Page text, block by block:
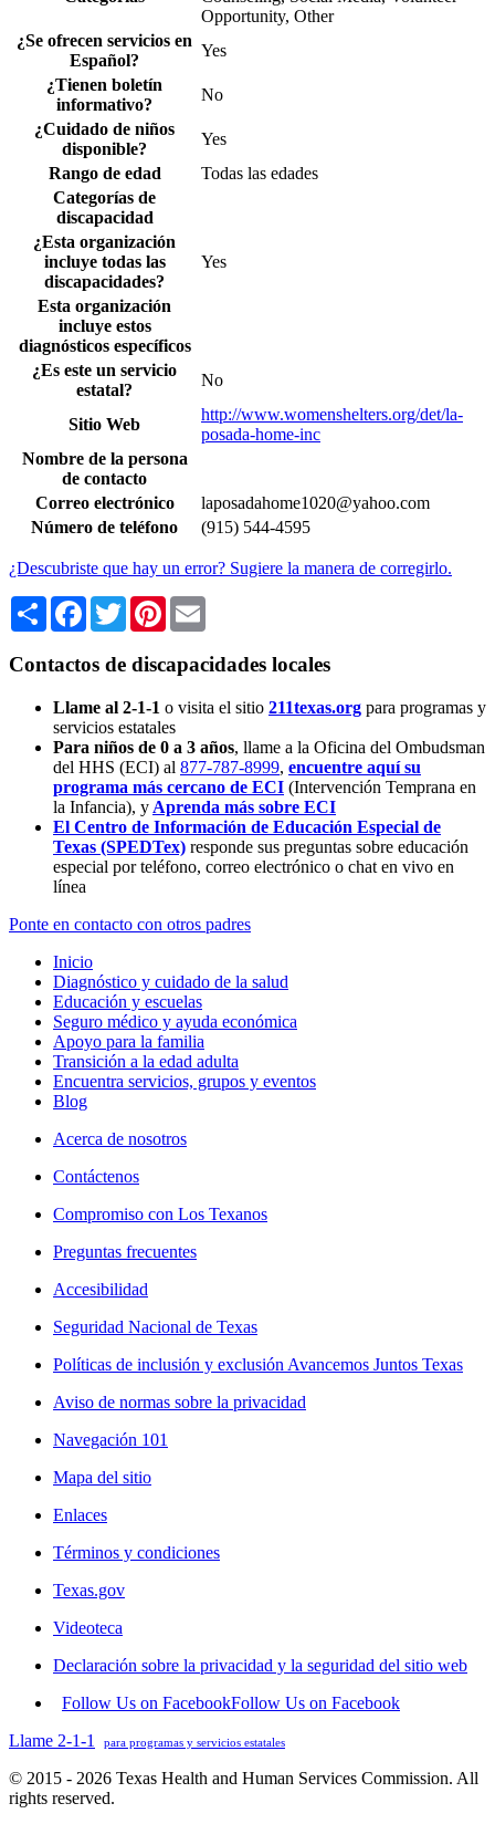
Opportunity, Other
¿Se ofrecen servicios en
Español?
Yes
¿Tienen boletín
informativo?
No
¿Cuidado de niños
disponible?
Yes
Rango de edad
Todas las edades
Categorías de
discapacidad
¿Esta organización
incluye todas las
discapacidades?
Yes
Esta organización
incluye estos
diagnósticos específicos
¿Es este un servicio
estatal?
No
Sitio Web
http://www.womenshelters.org/det/la-
posada-home-inc
Nombre de la persona
de contacto
Correo electrónico
laposadahome1020@yahoo.com
Número de teléfono
(915) 544-4595
¿Descubriste que hay un error? Sugiere la manera de corregirlo.
Share Facebook
TwitterPinterest
Contactos de discapacidades locales
Llame al 2-1-1 o visita el sitio 211texas.org para programas y
servicios estatales
Para niños de 0 a 3 años, llame a la Oficina del Ombudsman
del HHS (ECI) al 877-787-8999, encuentre aquí su
programa más cercano de ECI (Intervención Temprana en
la Infancia), y Aprenda más sobre ECI
El Centro de Información de Educación Especial de
Texas (SPEDTex) responde sus preguntas sobre educación
especial por teléfono, correo electrónico o chat en vivo en
línea
Ponte en contacto con otros padres
Inicio
Diagnóstico y cuidado de la salud
Educación y escuelas
Seguro médico y ayuda económica
Apoyo para la familia
Transición a la edad adulta
Encuentra servicios, grupos y eventos
Blog
Acerca de nosotros
Contáctenos
Compromiso con Los Texanos
Preguntas frecuentes
Accesibilidad
Seguridad Nacional de Texas
Políticas de inclusión y exclusión Avancemos Juntos Texas
Aviso de normas sobre la privacidad
Navegación 101
Mapa del sitio
Enlaces
Términos y condiciones
Texas.gov
Videoteca
Declaración sobre la privacidad y la seguridad del sitio web
Follow Us on FacebookFollow Us on Facebook
Llame 2-1-1
para programas y servicios estatales
© 2015 - 2026 Texas Health and Human Services Commission. All
rights reserved.